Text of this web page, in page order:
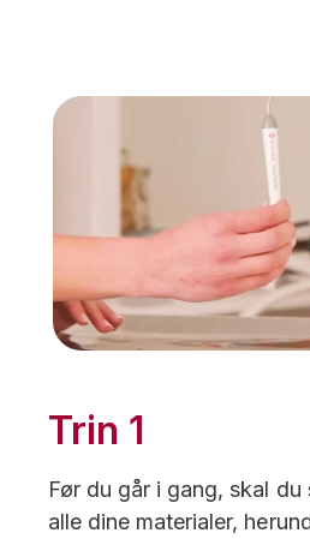
Trin 1
Før du går i gang, skal
alle dine materialer,